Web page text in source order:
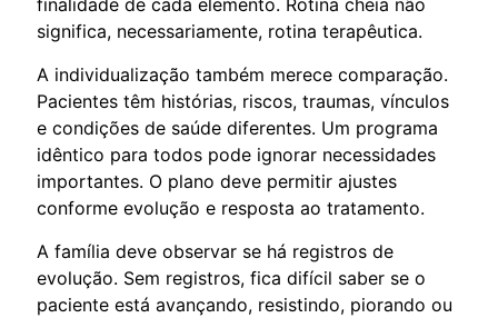
significa, necessariamente, rotina terapêutica.
A individualização também merece comparação.
Pacientes têm histórias, riscos, traumas, vínculos
e condições de saúde diferentes. Um programa
idêntico para todos pode ignorar necessidades
importantes. O plano deve permitir ajustes
conforme evolução e resposta ao tratamento.
A família deve observar se há registros de
evolução. Sem registros, fica difícil saber se o
paciente está avançando, resistindo, piorando ou